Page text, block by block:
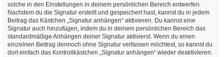
solche in den Einstellungen in deinem persönlichen Bereich entwerfen.
Nachdem du die Signatur erstellt und gespeichert hast, kannst du in jedem
Beitrag das Kästchen „Signatur anhängen“ aktivieren. Du kannst eine
Signatur auch hinzufügen, indem du in deinem persönlichen Bereich das
standardmäßige Anhängen deiner Signatur aktivierst. Wenn du einen
einzelnen Beitrag dennoch ohne Signatur verfassen möchtest, so kannst du
dort einfach das Kontrollkästchen „Signatur anhängen“ wieder deaktivieren.